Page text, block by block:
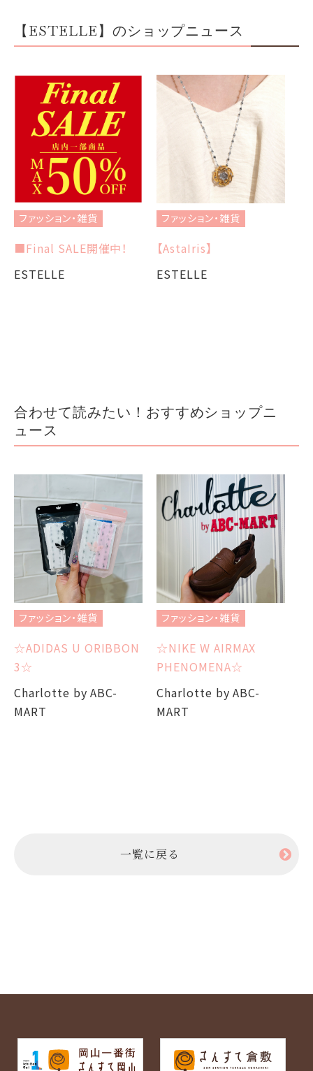
【ESTELLE】のショップニュース
ファッション・雑貨
■Final SALE開催中！
ESTELLE
ファッション・雑貨
【AstaIris】
ESTELLE
合わせて読みたい！おすすめショップニ
ュース
ファッション・雑貨
☆ADIDAS U ORIBBON
3☆
Charlotte by ABC-
MART
ファッション・雑貨
☆NIKE W AIRMAX
PHENOMENA☆
Charlotte by ABC-
MART
一覧に戻る